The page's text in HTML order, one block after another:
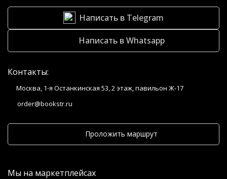
Написать в Telegram
Написать в Whatsapp
Контакты:
Москва, 1-я Останкинская 53, 2 этаж, павильон Ж-17
order@bookstr.ru
Проложить маршрут
Мы на маркетплейсах